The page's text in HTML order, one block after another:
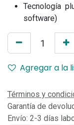
Tecnología
software)
Agregar a la
Términos y
Garantía de
Envío: 2-3 días